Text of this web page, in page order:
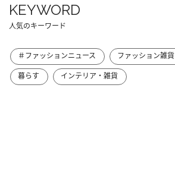
KEYWORD
人気のキーワード
＃ファッションニュース ファッション雑貨
暮らす
インテリア・雑貨